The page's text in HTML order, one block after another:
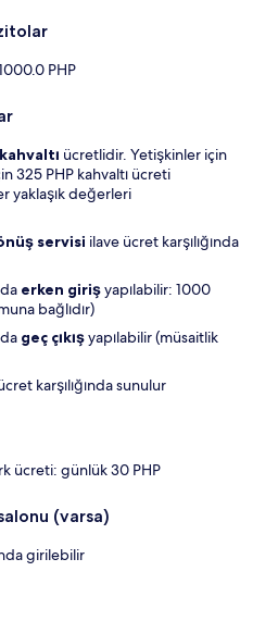
PHP
ücretlidir. Yetişkinler için
325 PHP kahvaltı ücreti
yaklaşık değerleri
servisi ilave ücret karşılığında
erken girişyapılabilir: 1000
bağlıdır)
geç çıkışyapılabilir (müsaitlik
karşılığında sunulur
ücreti: günlük 30 PHP
(varsa)
girilebilir